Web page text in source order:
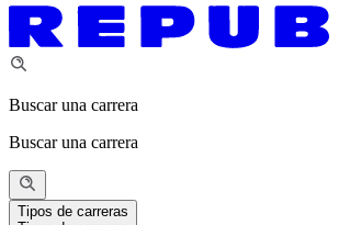
Buscar una carrera
Buscar una carrera
Tipos de carreras